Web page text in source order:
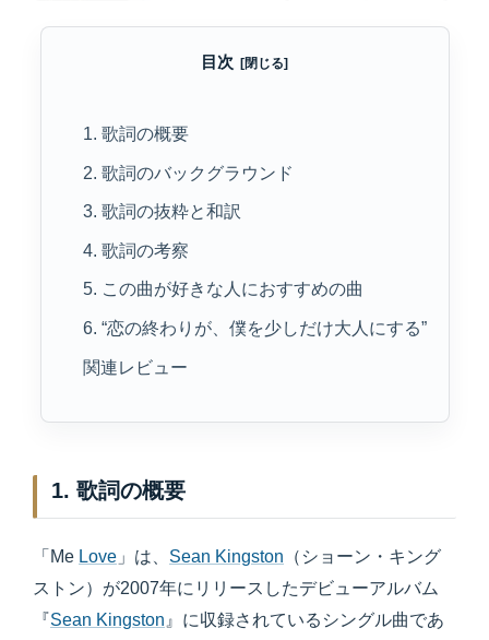
目次
1. 歌詞の概要
2. 歌詞のバックグラウンド
3. 歌詞の抜粋と和訳
4. 歌詞の考察
5. この曲が好きな人におすすめの曲
6. “恋の終わりが、僕を少しだけ大人にする”
関連レビュー
1. 歌詞の概要
「Me Love 」は、 Sean Kingston （ショーン・キング
ストン）が2007年にリリースしたデビューアルバム
『Sean Kingston 』に収録されているシングル曲であ